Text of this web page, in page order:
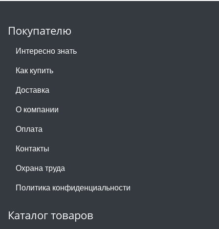
Покупателю
Интересно знать
Как купить
Доставка
О компании
Оплата
Контакты
Охрана труда
Политика конфиденциальности
Каталог товаров